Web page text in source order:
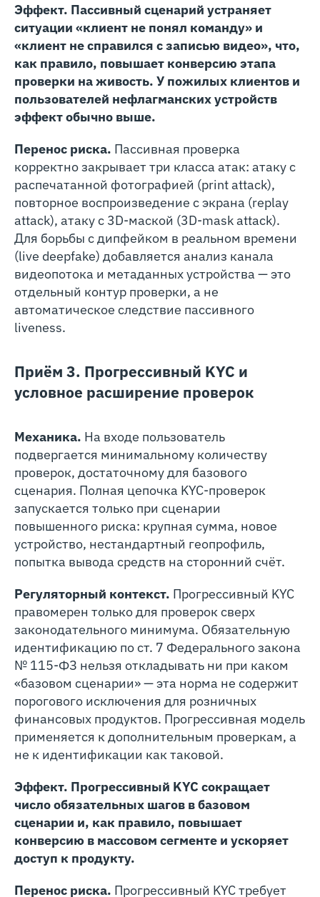
Эффект. Пассивный сценарий устраняет
ситуации «клиент не понял команду» и
«клиент не справился с записью видео», что,
как правило, повышает конверсию этапа
проверки на живость. У пожилых клиентов и
пользователей нефлагманских устройств
эффект обычно выше.
Перенос риска. Пассивная проверка
корректно закрывает три класса атак: атаку с
распечатанной фотографией (print attack),
повторное воспроизведение с экрана (replay
attack), атаку с 3D-маской (3D-mask attack).
Для борьбы с дипфейком в реальном времени
(live deepfake) добавляется анализ канала
видеопотока и метаданных устройства — это
отдельный контур проверки, а не
автоматическое следствие пассивного
liveness.
Приём 3. Прогрессивный KYC и
условное расширение проверок
Механика. На входе пользователь
подвергается минимальному количеству
проверок, достаточному для базового
сценария. Полная цепочка KYC-проверок
запускается только при сценарии
повышенного риска: крупная сумма, новое
устройство, нестандартный геопрофиль,
попытка вывода средств на сторонний счёт.
Регуляторный контекст. Прогрессивный KYC
правомерен только для проверок сверх
законодательного минимума. Обязательную
идентификацию по ст. 7 Федерального закона
№ 115-ФЗ нельзя откладывать ни при каком
«базовом сценарии» — эта норма не содержит
порогового исключения для розничных
финансовых продуктов. Прогрессивная модель
применяется к дополнительным проверкам, а
не к идентификации как таковой.
Эффект. Прогрессивный KYC сокращает
число обязательных шагов в базовом
сценарии и, как правило, повышает
конверсию в массовом сегменте и ускоряет
доступ к продукту.
Перенос риска. Прогрессивный KYC требует